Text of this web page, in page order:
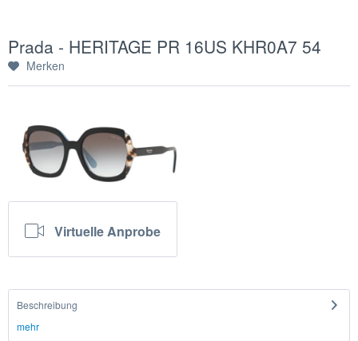
Prada - HERITAGE PR 16US KHR0A7 54
Merken
Virtuelle Anprobe
Beschreibung
mehr